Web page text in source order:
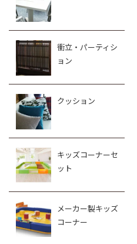
衝立・パーティシ
ョン
クッション
キッズコーナーセ
ット
メーカー製キッズ
コーナー